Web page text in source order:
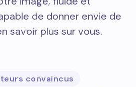
de donner envie de
savoir plus sur vous.
convaincus